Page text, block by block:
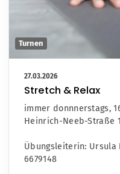
Turnen
27.03.2026
Stretch & Relax
immer donnnerstags,
Heinrich-Neeb-Straße
Übungsleiterin: Ursula